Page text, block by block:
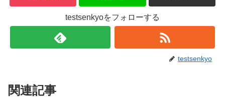
testsenkyoをフォローする
testsenkyo
関連記事